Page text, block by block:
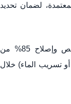
لضمان تحديد
بقدرته على تشخيص وإصلاح 85% من
تسريب الماء) خلال